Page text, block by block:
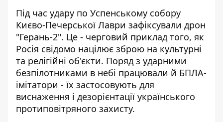
Під час удару по Успенському собору
Києво-Печерської Лаври зафіксували дрон
"Герань-2". Це - черговий приклад того, як
Росія свідомо націлює зброю на культурні
та релігійні об'єкти. Поряд з ударними
безпілотниками в небі працювали й БПЛА-
імітатори - їх застосовують для
виснаження і дезорієнтації українського
протиповітряного захисту.